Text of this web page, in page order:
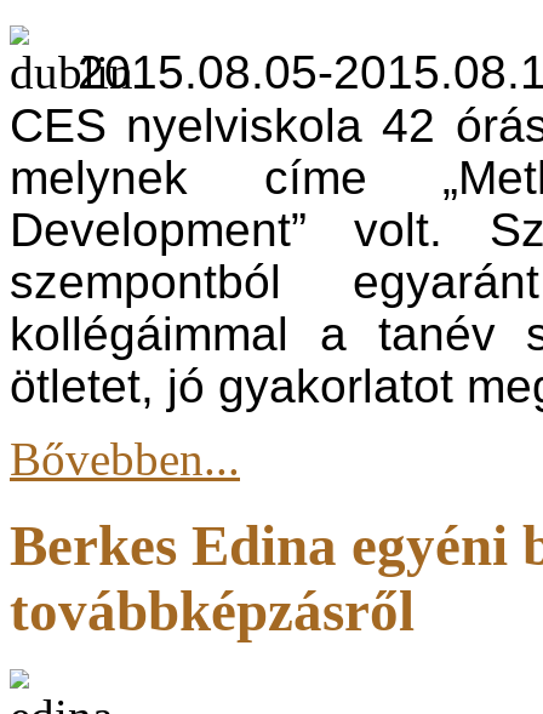
2015.08.05-
CES nyelviskola 42
melynek címe
Development” volt.
szempontból
kollégáimmal a tanév
ötletet, jó gyakorlatot
Bővebben...
Berkes Edina egyéni
továbbképzásről